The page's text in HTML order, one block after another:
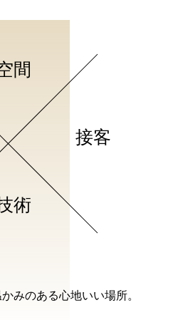
間
接客
術
みのある心地いい場所。